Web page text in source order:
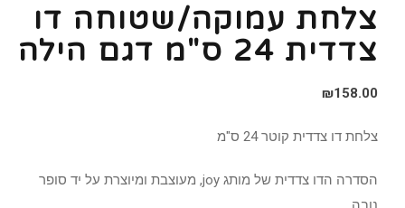
צלחת עמוקה/שטוחה דו
צדדית 24 ס"מ דגם הילה
₪158.00
צלחת דו צדדית קוטר 24 ס"מ
הסדרה הדו צדדית של מותג joy, מעוצבת ומיוצרת על יד סופר